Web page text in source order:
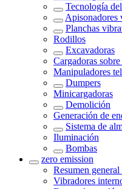
Tecnología
Apisonadores
Planchas
Rodillos
Excavadoras
Cargadoras sobre
Manipuladores
Dumpers
Minicargadoras
Demolición
Generación de
Sistema de
Iluminación
Bombas
zero emission
Resumen general
Vibradores